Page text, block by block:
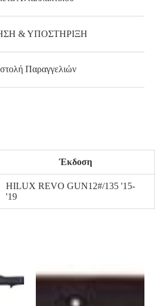
& ΥΠΟΣΤΗΡΙΞΗ
Παραγγελιών
Έκδοση
HILUX REVO GUN12#/135 '15-
'19